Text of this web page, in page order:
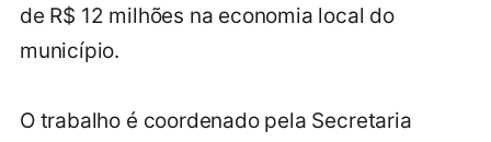
de R$ 12 milhões na economia local do
município.
O trabalho é coordenado pela Secretaria